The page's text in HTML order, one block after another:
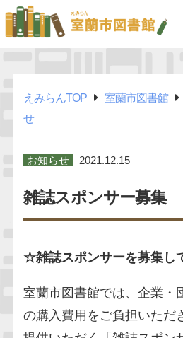
えみらんTOP 室蘭市図書館
せ
お知らせ 2021.12.15
雑誌スポンサー募集
☆雑誌スポンサーを募集し
室蘭市図書館では、企業・
の購入費用をご負担いただ